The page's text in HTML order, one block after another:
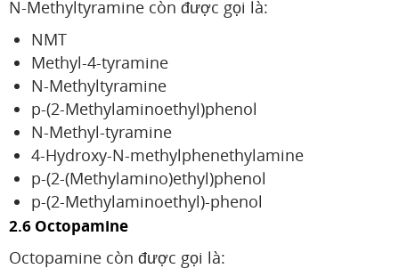
N-Methyltyramine còn được gọi là:
NMT
Methyl-4-tyramine
N-Methyltyramine
p-(2-Methylaminoethyl)phenol
N-Methyl-tyramine
4-Hydroxy-N-methylphenethylamine
p-(2-(Methylamino)ethyl)phenol
p-(2-Methylaminoethyl)-phenol
2.6 Octopamine
Octopamine còn được gọi là: